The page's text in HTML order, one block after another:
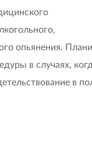
опьянения.
в случаях,
в